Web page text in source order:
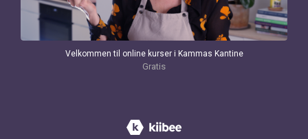
Velkommen til online kurser i Kammas Kantine
Gratis